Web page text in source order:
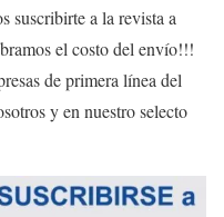
suscribirte a la revista a
el costo del envío!!!
de primera línea del
y en nuestro selecto